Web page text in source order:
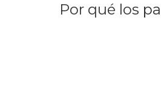
Por qué los